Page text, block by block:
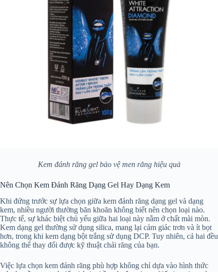
Kem đánh răng gel bảo vệ men răng hiệu quả
Nên Chọn Kem Đánh Răng Dạng Gel Hay Dạng Kem
Khi đứng trước sự lựa chọn giữa kem đánh răng dạng gel và dạng
kem, nhiều người thường băn khoăn không biết nên chọn loại nào.
Thực tế, sự khác biệt chủ yếu giữa hai loại này nằm ở chất mài mòn.
Kem dạng gel thường sử dụng silica, mang lại cảm giác trơn và ít bọt
hơn, trong khi kem dạng bột trắng sử dụng DCP. Tuy nhiên, cả hai đều
không thể thay đổi được kỹ thuật chải răng của bạn.
Việc lựa chọn kem đánh răng phù hợp không chỉ dựa vào hình thức